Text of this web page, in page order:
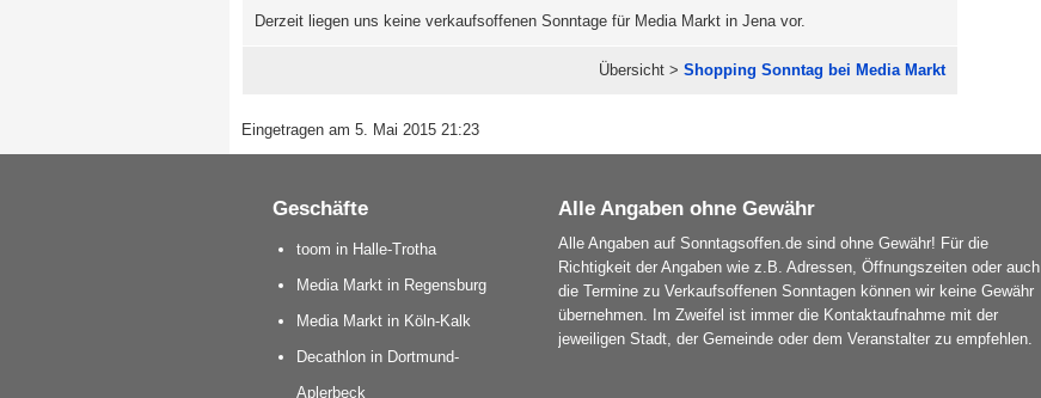
Derzeit liegen uns keine verkaufsoffenen Sonntage für Media Markt in Jena vor.
Übersicht > Shopping Sonntag bei Media Markt
Eingetragen am 5. Mai 2015 21:23
Geschäfte
toom in Halle-Trotha
Media Markt in Regensburg
Media Markt in Köln-Kalk
Decathlon in Dortmund-
Aplerbeck
Alle Angaben ohne Gewähr
Alle Angaben auf Sonntagsoffen.de sind ohne Gewähr! Für die
Richtigkeit der Angaben wie z.B. Adressen, Öffnungszeiten oder auch
die Termine zu Verkaufsoffenen Sonntagen können wir keine Gewähr
übernehmen. Im Zweifel ist immer die Kontaktaufnahme mit der
jeweiligen Stadt, der Gemeinde oder dem Veranstalter zu empfehlen.